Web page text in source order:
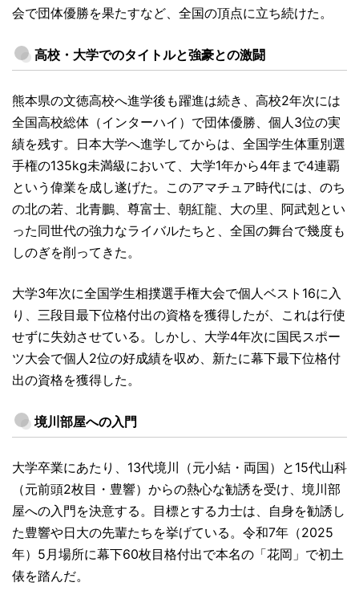
会で団体優勝を果たすなど、全国の頂点に立ち続けた。
高校・大学でのタイトルと強豪との激闘
熊本県の文徳高校へ進学後も躍進は続き、高校2年次には
全国高校総体（インターハイ）で団体優勝、個人3位の実
績を残す。日本大学へ進学してからは、全国学生体重別選
手権の135kg未満級において、大学1年から4年まで4連覇
という偉業を成し遂げた。このアマチュア時代には、のち
の北の若、北青鵬、尊富士、朝紅龍、大の里、阿武剋とい
った同世代の強力なライバルたちと、全国の舞台で幾度も
しのぎを削ってきた。
大学3年次に全国学生相撲選手権大会で個人ベスト16に入
り、三段目最下位格付出の資格を獲得したが、これは行使
せずに失効させている。しかし、大学4年次に国民スポー
ツ大会で個人2位の好成績を収め、新たに幕下最下位格付
出の資格を獲得した。
境川部屋への入門
大学卒業にあたり、13代境川（元小結・両国）と15代山科
（元前頭2枚目・豊響）からの熱心な勧誘を受け、境川部
屋への入門を決意する。目標とする力士は、自身を勧誘し
た豊響や日大の先輩たちを挙げている。令和7年（2025
年）5月場所に幕下60枚目格付出で本名の「花岡」で初土
俵を踏んだ。